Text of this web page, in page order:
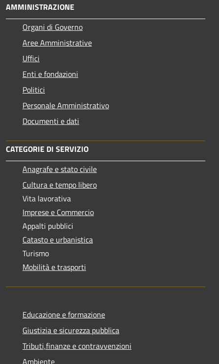
AMMINISTRAZIONE
Organi di Governo
Aree Amministrative
Uffici
Enti e fondazioni
Politici
Personale Amministrativo
Documenti e dati
CATEGORIE DI SERVIZIO
Anagrafe e stato civile
Cultura e tempo libero
Vita lavorativa
Imprese e Commercio
Appalti pubblici
Catasto e urbanistica
Turismo
Mobilità e trasporti
Educazione e formazione
Giustizia e sicurezza pubblica
Tributi,finanze e contravvenzioni
Ambiente